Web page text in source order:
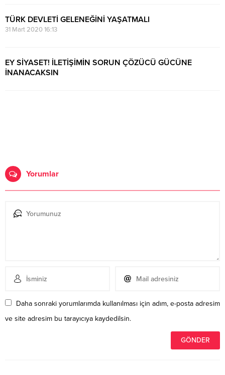
TÜRK DEVLETİ GELENEĞİNİ YAŞATMALI
31 Mart 2020 16:13
EY SİYASET! İLETİŞİMİN SORUN ÇÖZÜCÜ GÜCÜNE
İNANACAKSIN
Yorumlar
Daha sonraki yorumlarımda kullanılması için adım, e-posta adresim
ve site adresim bu tarayıcıya kaydedilsin.